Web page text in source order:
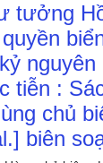
tưởng
tiễn :
chủ
biên